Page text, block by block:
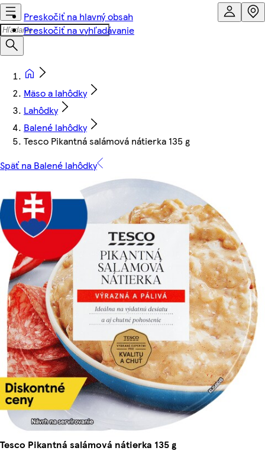
Preskočiť na hlavný obsah
Preskočiť na vyhľadávanie
Mäso a lahôdky
Lahôdky
Balené lahôdky
Tesco Pikantná salámová nátierka 135 g
Späť na Balené lahôdky
Tesco Pikantná salámová nátierka 135 g